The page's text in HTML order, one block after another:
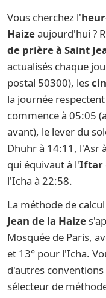
Vous cherchez l'
Haizeaujourd'hui ?
de prière à Saint
actualisés chaque
postal 50300), les
la journée
commence à 05:05
avant), le lever du
Dhuhr à 14:11, l'Asr
qui équivaut à l'Iftar
l'Icha à 22:58.
La méthode de
Jean de la Haize
Mosquée de Paris,
et 13° pour l'Icha.
d'autres
sélecteur de